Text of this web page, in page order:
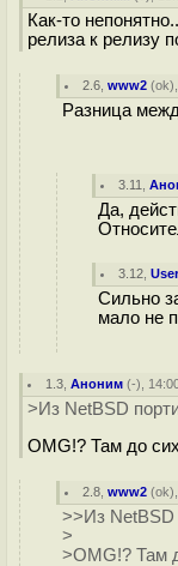
Как-то
релиза к релизу
2.6 ,www2 (ok
Разница
3.11 ,
Да,
3.12 ,
Сильно
мало не
1.3 ,Аноним (-),
>Из NetBSD
OMG!? Там до
2.8 ,www2 (ok
>>Из NetBSD
>
>OMG!? Там